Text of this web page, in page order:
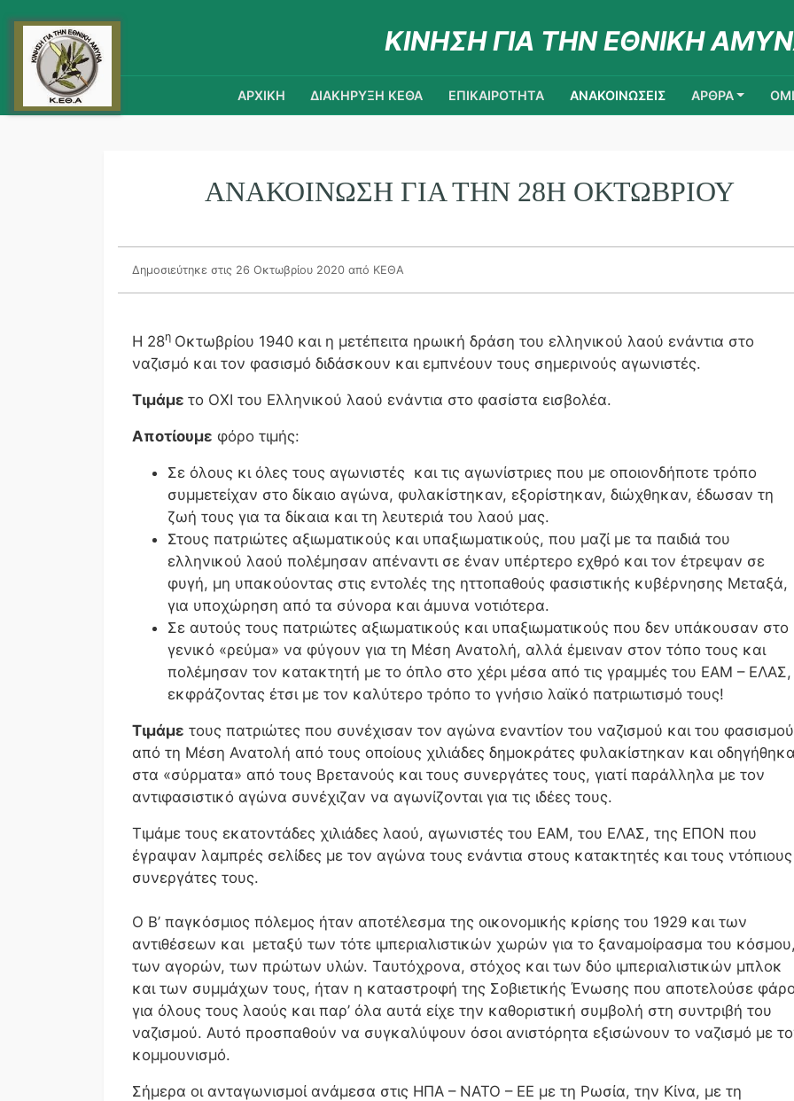
ΚΙΝΗΣΗ ΓΙΑ ΤΗΝ ΕΘΝΙΚΗ
ΑΡΧΙΚΗ ΔΙΑΚΗΡΥΞΗ ΚΕΘΑ ΕΠΙΚΑΙΡΟΤΗΤΑ ΑΝΑΚΟΙΝΩΣΕΙΣ ΑΡΘΡΑ
ΑΝΑΚΟΊΝΩΣΗ ΓΙΑ ΤΗΝ 28Η ΟΚΤΩΒΡΊΟΥ
Δημοσιεύτηκε στις 26 Οκτωβρίου 2020 από ΚΕΘΑ
Η 28η Οκτωβρίου 1940 και η μετέπειτα ηρωική δράση του ελληνικού λαού ενάντια στο
ναζισμό και τον φασισμό διδάσκουν και εμπνέουν τους σημερινούς αγωνιστές.
Τιμάμε το ΟΧΙ του Ελληνικού λαού ενάντια στο φασίστα εισβολέα.
Αποτίουμε φόρο τιμής:
Σε όλους κι όλες τους αγωνιστές και τις αγωνίστριες που με οποιονδήποτε τρόπο
συμμετείχαν στο δίκαιο αγώνα, φυλακίστηκαν, εξορίστηκαν, διώχθηκαν, έδωσαν τη
ζωή τους για τα δίκαια και τη λευτεριά του λαού μας.
Στους πατριώτες αξιωματικούς και υπαξιωματικούς, που μαζί με τα παιδιά του
ελληνικού λαού πολέμησαν απέναντι σε έναν υπέρτερο εχθρό και τον έτρεψαν σε
φυγή, μη υπακούοντας στις εντολές της ηττοπαθούς φασιστικής κυβέρνησης Μεταξά,
για υποχώρηση από τα σύνορα και άμυνα νοτιότερα.
Σε αυτούς τους πατριώτες αξιωματικούς και υπαξιωματικούς που δεν υπάκουσαν στο
γενικό «ρεύμα» να φύγουν για τη Μέση Ανατολή, αλλά έμειναν στον τόπο τους και
πολέμησαν τον κατακτητή με το όπλο στο χέρι μέσα από τις γραμμές του ΕΑΜ – ΕΛΑΣ,
εκφράζοντας έτσι με τον καλύτερο τρόπο το γνήσιο λαϊκό πατριωτισμό τους!
Τιμάμε τους πατριώτες που συνέχισαν τον αγώνα εναντίον του ναζισμού και του φασισμού
από τη Μέση Ανατολή από τους οποίους χιλιάδες δημοκράτες φυλακίστηκαν και
στα «σύρματα» από τους Βρετανούς και τους συνεργάτες τους, γιατί παράλληλα με τον
αντιφασιστικό αγώνα συνέχιζαν να αγωνίζονται για τις ιδέες τους.
Τιμάμε τους εκατοντάδες χιλιάδες λαού, αγωνιστές του ΕΑΜ, του ΕΛΑΣ, της ΕΠΟΝ που
έγραψαν λαμπρές σελίδες με τον αγώνα τους ενάντια στους κατακτητές και τους ντόπιους
συνεργάτες τους.
Ο Β’ παγκόσμιος πόλεμος ήταν αποτέλεσμα της οικονομικής κρίσης του 1929 και των
αντιθέσεων και μεταξύ των τότε ιμπεριαλιστικών χωρών για το ξαναμοίρασμα του
των αγορών, των πρώτων υλών. Ταυτόχρονα, στόχος και των δύο ιμπεριαλιστικών μπλοκ
και των συμμάχων τους, ήταν η καταστροφή της Σοβιετικής Ένωσης που αποτελούσε
για όλους τους λαούς και παρ’ όλα αυτά είχε την καθοριστική συμβολή στη συντριβή του
ναζισμού. Αυτό προσπαθούν να συγκαλύψουν όσοι ανιστόρητα εξισώνουν το ναζισμό με
κομμουνισμό.
Σήμερα οι ανταγωνισμοί ανάμεσα στις ΗΠΑ – ΝΑΤΟ – ΕΕ με τη Ρωσία, την Κίνα, με τη